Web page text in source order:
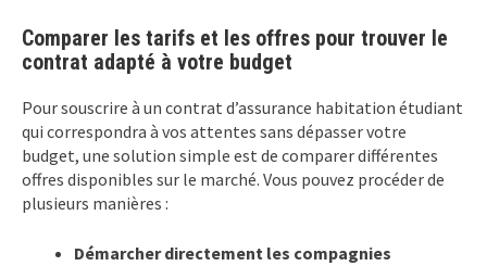
Comparer les tarifs et les offres pour trouver le
contrat adapté à votre budget
Pour souscrire à un contrat d’assurance habitation étudiant
qui correspondra à vos attentes sans dépasser votre
budget, une solution simple est de comparer différentes
offres disponibles sur le marché. Vous pouvez procéder de
plusieurs manières :
Démarcher directement les compagnies